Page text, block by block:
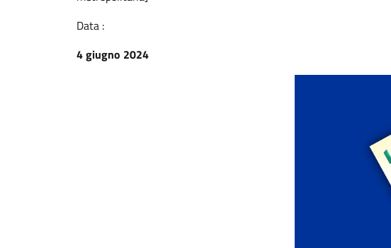
Data :
4 giugno 2024